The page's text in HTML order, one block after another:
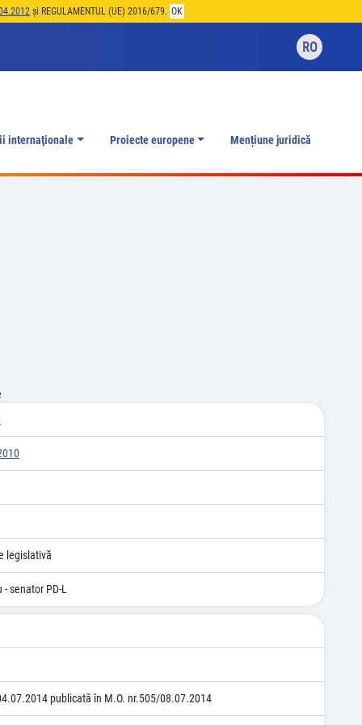
și REGULAMENTUL (UE) 2016/679. OK
RO
internaţionale Proiecte europene Mențiune juridică
legislativă
senator PD-L
publicatã în M.O. nr.505/08.07.2014